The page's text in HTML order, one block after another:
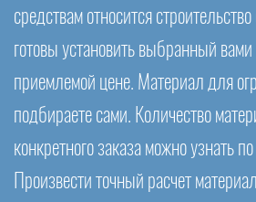
средствам относится
готовы установить выбранный
приемлемой цене. Материал для
подбираете сами. Количество
конкретного заказа можно узнать
Произвести точный расчет